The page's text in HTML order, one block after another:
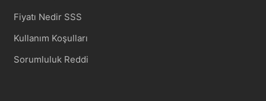
Fiyatı Nedir SSS
Kullanım Koşulları
Sorumluluk Reddi